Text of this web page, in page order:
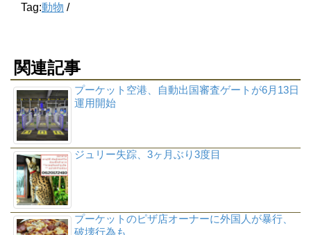
Tag:動物 /
関連記事
プーケット空港、自動出国審査ゲートが6月13日
運用開始
ジュリー失踪、3ヶ月ぶり3度目
プーケットのピザ店オーナーに外国人が暴行、
破壊行為も